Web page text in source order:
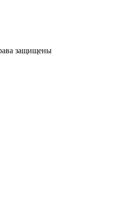
защищены